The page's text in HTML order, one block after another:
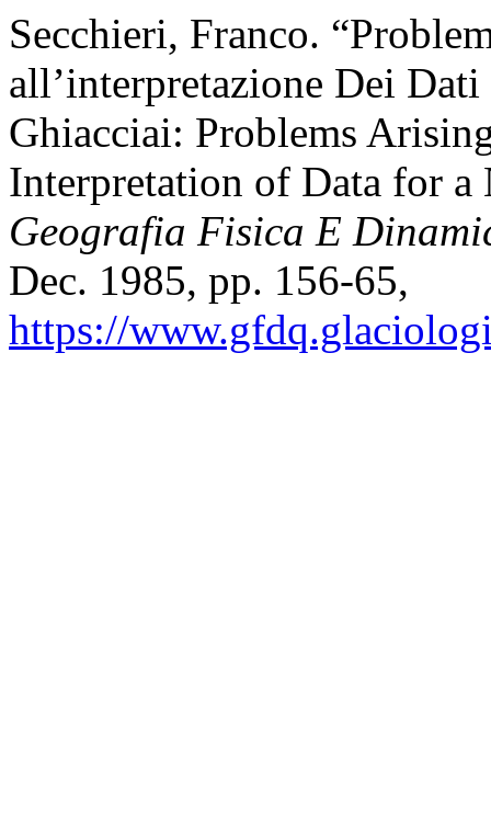
Secchieri, Franco.
all’interpretazione Dei
Ghiacciai: Problems
Interpretation of Data for
Geografia Fisica E
Dec. 1985, pp. 156-65,
https://